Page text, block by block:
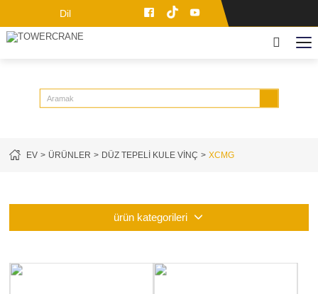
Dil
EV ÜRÜNLER DÜZ TEPELI KULE VINÇ XCMG
ürün kategorileri